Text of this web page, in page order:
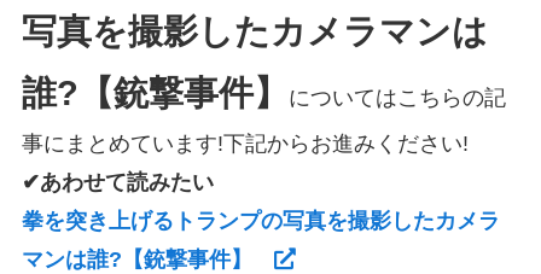
写真を撮影したカメラマンは
誰?【銃撃事件】
についてはこちらの記
事にまとめています!下記からお進みください!
✔あわせて読みたい
拳を突き上げるトランプの写真を撮影したカメラ
マンは誰?【銃撃事件】